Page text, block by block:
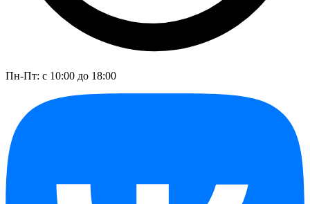
Пн-Пт: с 10:00 до 18:00